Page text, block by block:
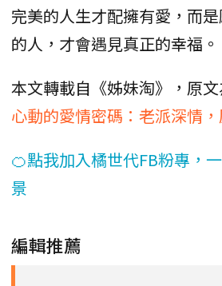
完美的人生才配擁有愛，而
的人，才會遇見真正的幸福。
本文轉載自《姊妹淘》，原文
心動的愛情密碼：老派深情
🍊點我加入橘世代FB粉專，
景
編輯推薦